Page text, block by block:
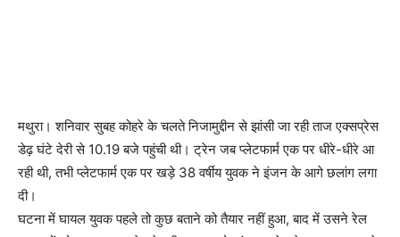
मथुरा। शनिवार सुबह कोहरे के चलते निजामुद्दीन से झांसी जा रही ताज एक्सप्रेस
डेढ़ घंटे देरी से 10.19 बजे पहुंची थी। ट्रेन जब प्लेटफार्म एक पर धीरे-धीरे आ
रही थी, तभी प्लेटफार्म एक पर खड़े 38 वर्षीय युवक ने इंजन के आगे छलांग लगा
दी।
घटना में घायल युवक पहले तो कुछ बताने को तैयार नहीं हुआ, बाद में उसने रेल